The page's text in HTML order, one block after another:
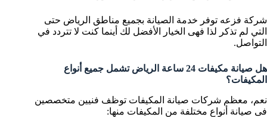
شركة فزعه توفر خدمة الصيانة بجميع مناطق الرياض حتى
التي لم تذكر لذا فهى الخيار الأفضل لك أينما كنت لا تتردد في
التواصل.
هل صيانة مكيفات 24 ساعة الرياض تشمل جميع أنواع
المكيفات؟
نعم، معظم شركات صيانة المكيفات توظف فنيين متخصصين
فى صيانة أنواع مختلفة من المكيفات منها: